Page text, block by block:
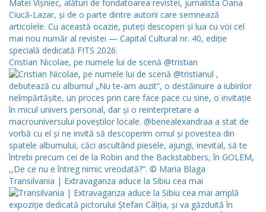
Cristian Nicolae, pe numele lui de scenă @tristian
Transilvania | Extravaganza aduce la Sibiu cea mai